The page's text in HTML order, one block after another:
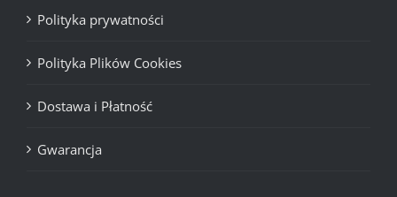
Polityka prywatności
Polityka Plików Cookies
Dostawa i Płatność
Gwarancja